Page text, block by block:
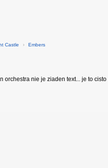
Castle › Embers
orchestra nie je ziaden text... je to